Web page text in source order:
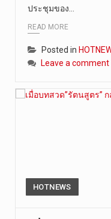
ประชุมของ…
READ MORE
Posted in
Leave a comment
HOTNEWS